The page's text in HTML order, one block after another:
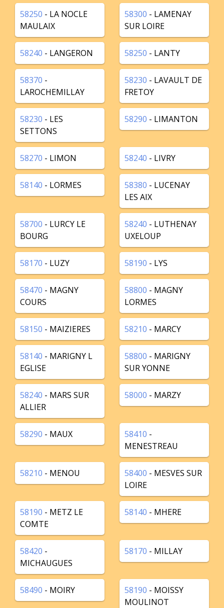
58250 - LA NOCLE
MAULAIX
58300 - LAMENAY
SUR LOIRE
58240 - LANGERON 58250 - LANTY
58370 -
LAROCHEMILLAY
58230 - LAVAULT DE
FRETOY
58230 - LES
SETTONS
58290 - LIMANTON
58270 - LIMON 58240 - LIVRY
58140 - LORMES 58380 - LUCENAY
LES AIX
58700 - LURCY LE
BOURG
58240 - LUTHENAY
UXELOUP
58170 - LUZY 58190 - LYS
58470 - MAGNY
COURS
58800 - MAGNY
LORMES
58150 - MAIZIERES 58210 - MARCY
58140 - MARIGNY L
EGLISE
58800 - MARIGNY
SUR YONNE
58240 - MARS SUR
ALLIER
58000 - MARZY
58290 - MAUX 58410 -
MENESTREAU
58210 - MENOU 58400 - MESVES SUR
LOIRE
58190 - METZ LE
COMTE
58140 - MHERE
58420 -
MICHAUGUES
58170 - MILLAY
58490 - MOIRY 58190 - MOISSY
MOULINOT